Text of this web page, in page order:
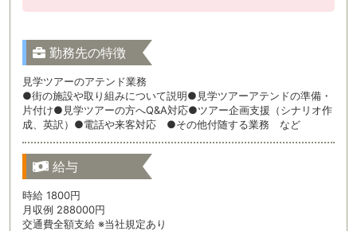
勤務先の特徴
見学ツアーのアテンド業務
●街の施設や取り組みについて説明●見学ツアーアテンドの準備・
片付け●見学ツアーの方へQ&A対応●ツアー企画支援（シナリオ作
成、英訳）●電話や来客対応 ●その他付随する業務 など
給与
時給 1800円
月収例 288000円
交通費全額支給 ※当社規定あり